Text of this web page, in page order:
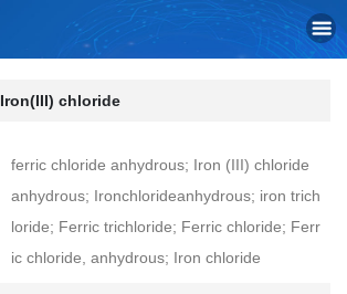
Iron(III) chloride
ferric chloride anhydrous; Iron (III) chloride
anhydrous; Ironchlorideanhydrous; iron trich
loride; Ferric trichloride; Ferric chloride; Ferr
ic chloride, anhydrous; Iron chloride